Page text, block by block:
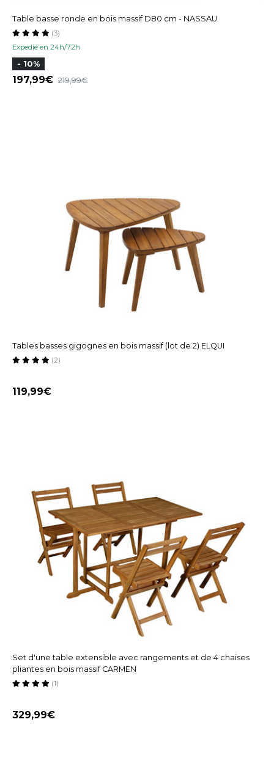
Table basse ronde en bois massif D80 cm - NASSAU
Expedié en 24h/72h
(3)
- 10%
197,99 219,99
Tables basses gigognes en bois massif (lot de 2) ELQUI
(2)
119,99
Set d'une table extensible avec rangements et de 4 chaises
pliantes en bois massif CARMEN
(1)
329,99